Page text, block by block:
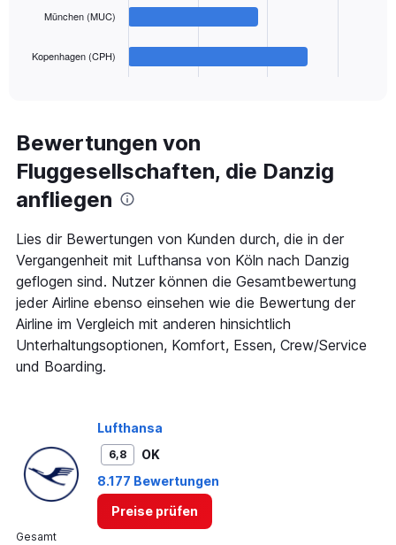
300.
chart
Range:
4
categories.
The
chart
1
Y
axis
displaying
values.
Range:
0
to
180.
München (MUC)
Kopenhagen (CPH)
Bewertungen von
Fluggesellschaften, die Danzig
anfliegen
Lies dir Bewertungen von Kunden durch, die in der
Vergangenheit mit Lufthansa von Köln nach Danzig
geflogen sind. Nutzer können die Gesamtbewertung
jeder Airline ebenso einsehen wie die Bewertung der
Airline im Vergleich mit anderen hinsichtlich
Unterhaltungsoptionen, Komfort, Essen, Crew/Service
und Boarding.
Lufthansa
6,8
OK
8.177 Bewertungen
Preise prüfen
Gesamt